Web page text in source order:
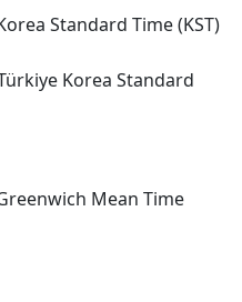
Standard Time (KST)
Korea Standard
Mean Time